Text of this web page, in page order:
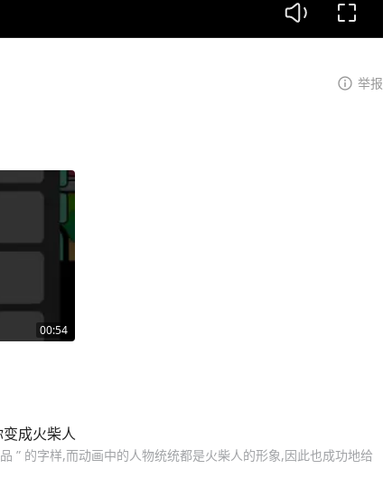
举报
00:54
成火柴人
” 的字样,而动画中的人物统统都是火柴人的形象,因此也成功地给